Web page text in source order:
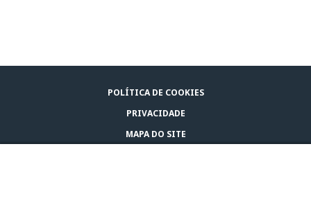
POLÍTICA DE COOKIES
PRIVACIDADE
MAPA DO SITE